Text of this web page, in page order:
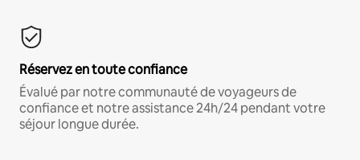
Réservez en toute confiance
Évalué par notre communauté de voyageurs de
confiance et notre assistance 24h/24 pendant votre
séjour longue durée.